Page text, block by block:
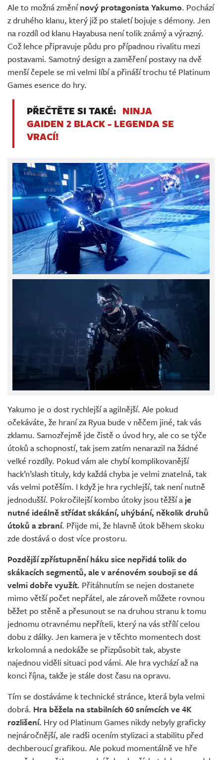
Ale to možná změnínový protagonista Yakumo. Pochází
z druhého klanu, který již po staletí bojuje s démony. Jen
na rozdíl od klanu Hayabusa není tolik známý a výrazný.
Což lehce připravuje půdu pro případnou rivalitu mezi
postavami. Samotný design a zaměření postavy na dvě
menší čepele se mi velmi líbí a přináší trochu té Platinum
Games esence do hry.
PŘEČTĚTE SI TAKÉ: NINJA
GAIDEN 2 BLACK - LEGENDA SE
VRACÍ!
Yakumo je o dost rychlejší a agilnější. Ale pokud
očekáváte, že hraní za Ryua bude v něčem jiné, tak vás
zklamu. Samozřejmě jde čistě o úvod hry, ale co se týče
útoků a schopností, tak jsem zatím nenarazil na žádné
velké rozdíly. Pokud vám ale chybí komplikovanější
hack’n’slash tituly, kdy každá chyba je velmi znatelná, tak
vás velmi potěším. I když je hra rychlejší, tak není nutně
jednodušší. Pokročilejší kombo útoky jsou těžší a je
nutné ideálně střídat skákání, uhýbání, několik druhů
útoků a zbraní. Přijde mi, že hlavně útok během skoku
zde dostává o dost více prostoru.
Pozdější zpřístupnění háku sice nepřidá tolik do
skákacích segmentů, ale v arénovém souboji se dá
velmi dobře využít. Přitáhnutím se nejen dostanete
mimo větší počet nepřátel, ale zároveň můžete rovnou
běžet po stěně a přesunout se na druhou stranu k tomu
jednomu otravnému nepříteli, který na vás střílí celou
dobu z dálky. Jen kamera je v těchto momentech dost
krkolomná a nedokáže se přizpůsobit tak, abyste
najednou viděli situaci pod vámi. Ale hra vychází až na
konci října, takže je stále dost času na opravu.
Tím se dostáváme k technické stránce, která byla velmi
dobrá. Hra běžela na stabilních 60 snímcích ve 4K
rozlišení. Hry od Platinum Games nikdy nebyly graficky
nejnáročnější, ale radši ocením stylizaci a stabilitu před
dechberoucí grafikou. Ale pokud momentálně ve hře